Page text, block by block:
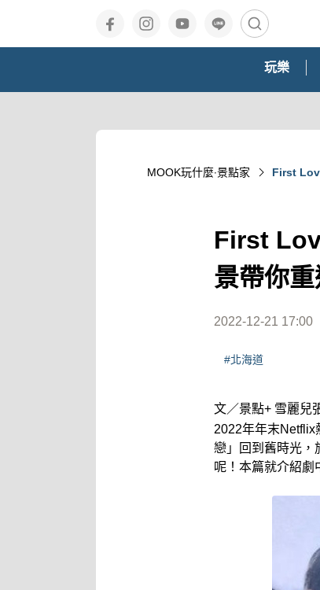
玩樂
MOOK玩什麼‧景點家 First
First
景帶你
2022-12-21 17:00
#北海道
文／景點+ 雪麗兒
2022年年末Netflix
戀」回到舊時光，
呢！本篇就介紹劇